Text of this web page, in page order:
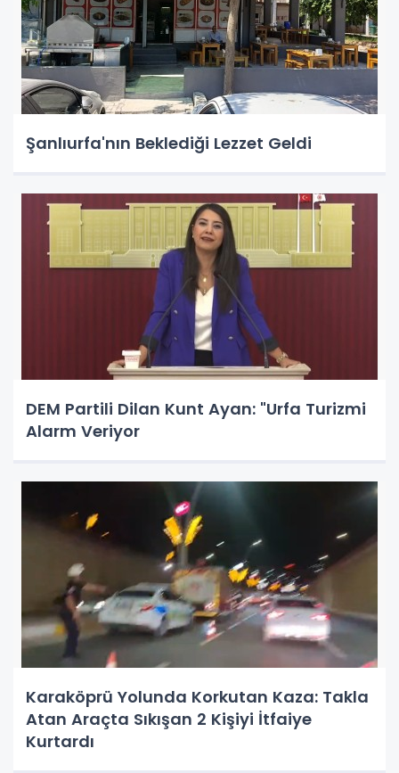
Şanlıurfa'nın Beklediği Lezzet Geldi
DEM Partili Dilan Kunt Ayan: "Urfa Turizmi
Alarm Veriyor
Karaköprü Yolunda Korkutan Kaza: Takla
Atan Araçta Sıkışan 2 Kişiyi İtfaiye
Kurtardı